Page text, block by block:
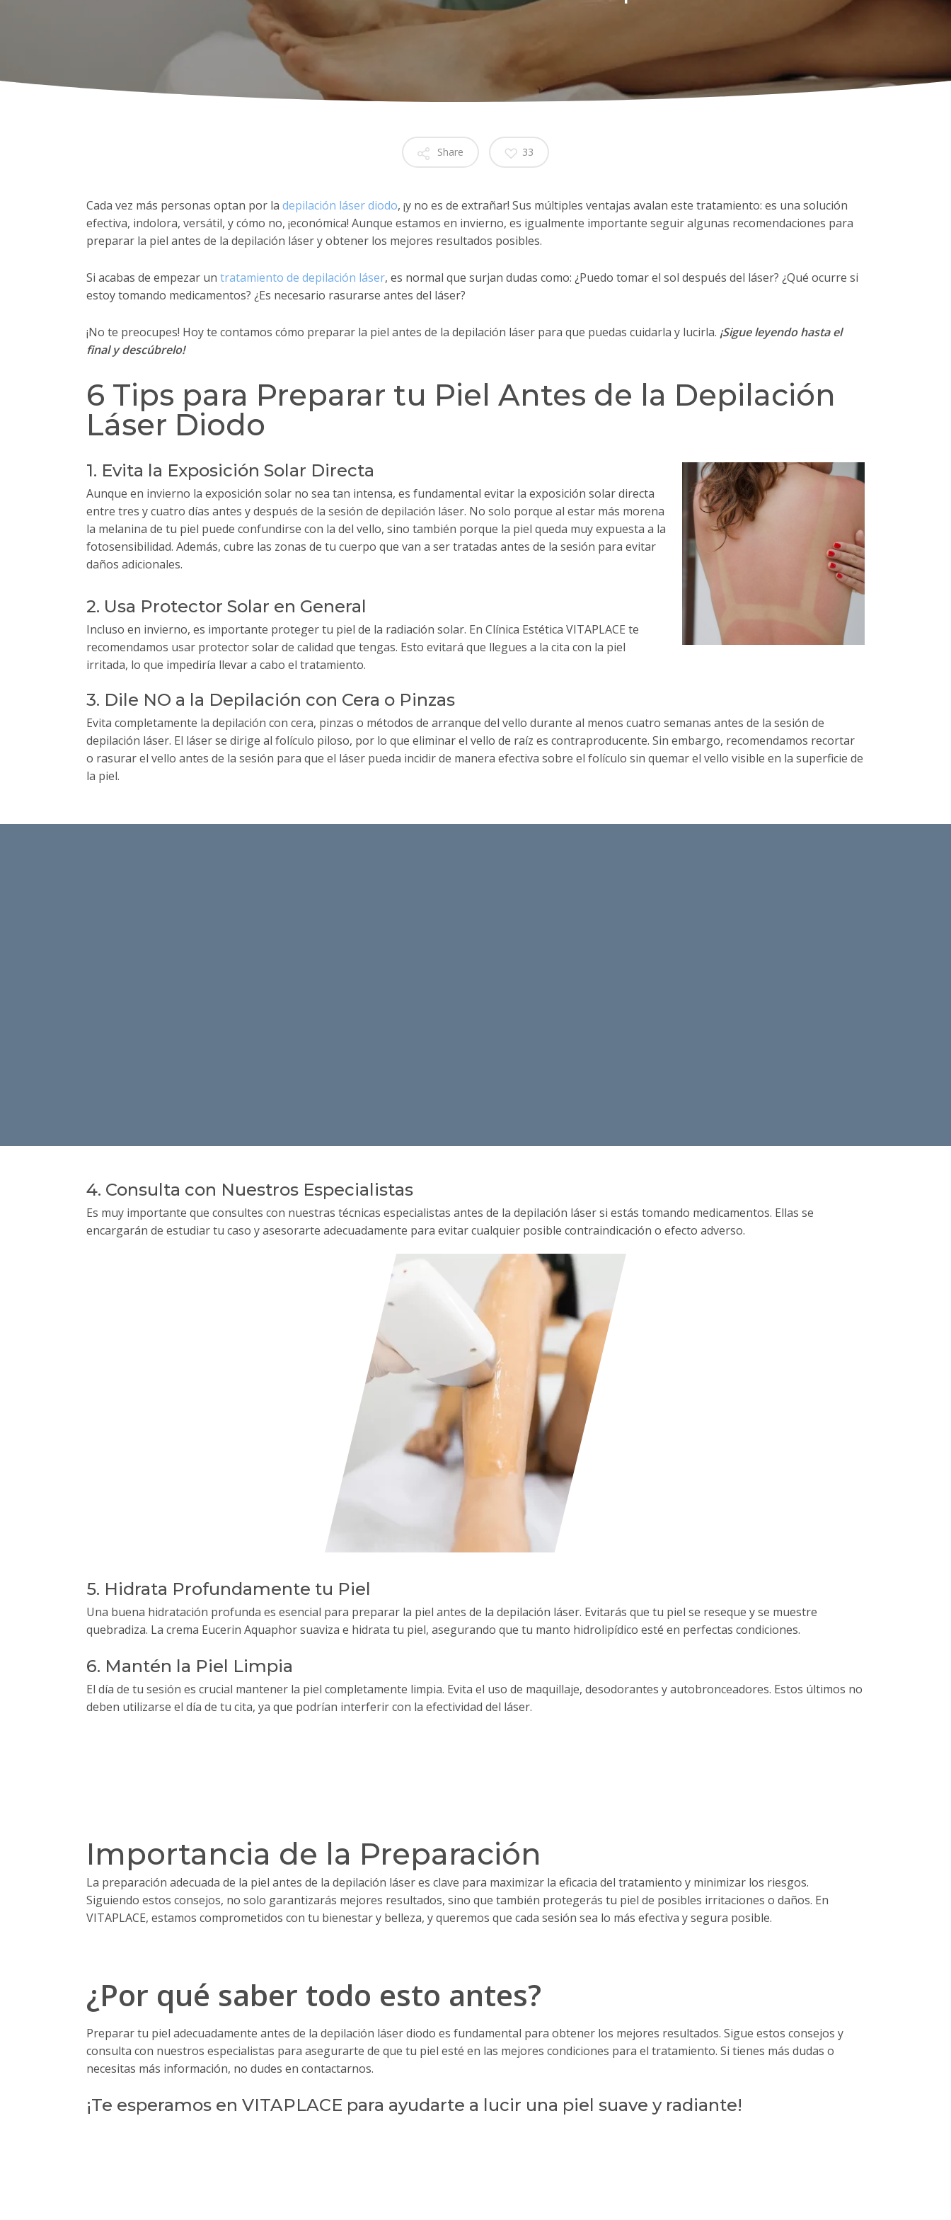
Share 33
Cada vez más personas optan por ladepilación láser diodo, ¡y no es de extrañar! Sus múltiples ventajas avalan este tratamiento: es una solución
efectiva, indolora, versátil, y cómo no, ¡económica! Aunque estamos en invierno, es igualmente importante seguir algunas recomendaciones para
preparar la piel antes de la depilación láser y obtener los mejores resultados posibles.
Si acabas de empezar untratamiento de depilación láser, es normal que surjan dudas como: ¿Puedo tomar el sol después del láser? ¿Qué ocurre si
estoy tomando medicamentos? ¿Es necesario rasurarse antes del láser?
¡No te preocupes! Hoy te contamos cómo preparar la piel antes de la depilación láser para que puedas cuidarla y lucirla. ¡Sigue leyendo hasta el
final y descúbrelo!
6 Tips para Preparar tu Piel Antes de la Depilación
Láser Diodo
1. Evita la Exposición Solar Directa
Aunque en invierno la exposición solar no sea tan intensa, es fundamental evitar la exposición solar directa
entre tres y cuatro días antes y después de la sesión de depilación láser. No solo porque al estar más morena
la melanina de tu piel puede confundirse con la del vello, sino también porque la piel queda muy expuesta a la
fotosensibilidad. Además, cubre las zonas de tu cuerpo que van a ser tratadas antes de la sesión para evitar
daños adicionales.
2. Usa Protector Solar en General
Incluso en invierno, es importante proteger tu piel de la radiación solar. En Clínica Estética VITAPLACE te
recomendamos usar protector solar de calidad que tengas. Esto evitará que llegues a la cita con la piel
irritada, lo que impediría llevar a cabo el tratamiento.
3. Dile NO a la Depilación con Cera o Pinzas
Evita completamente la depilación con cera, pinzas o métodos de arranque del vello durante al menos cuatro semanas antes de la sesión de
depilación láser. El láser se dirige al folículo piloso, por lo que eliminar el vello de raíz es contraproducente. Sin embargo, recomendamos recortar
o rasurar el vello antes de la sesión para que el láser pueda incidir de manera efectiva sobre el folículo sin quemar el vello visible en la superficie de
la piel.
4. Consulta con Nuestros Especialistas
Es muy importante que consultes con nuestras técnicas especialistas antes de la depilación láser si estás tomando medicamentos. Ellas se
encargarán de estudiar tu caso y asesorarte adecuadamente para evitar cualquier posible contraindicación o efecto adverso.
5. Hidrata Profundamente tu Piel
Una buena hidratación profunda es esencial para preparar la piel antes de la depilación láser. Evitarás que tu piel se reseque y se muestre
quebradiza. La crema Eucerin Aquaphor suaviza e hidrata tu piel, asegurando que tu manto hidrolipídico esté en perfectas condiciones.
6. Mantén la Piel Limpia
El día de tu sesión es crucial mantener la piel completamente limpia. Evita el uso de maquillaje, desodorantes y autobronceadores. Estos últimos no
deben utilizarse el día de tu cita, ya que podrían interferir con la efectividad del láser.
Importancia de la Preparación
La preparación adecuada de la piel antes de la depilación láser es clave para maximizar la eficacia del tratamiento y minimizar los riesgos.
Siguiendo estos consejos, no solo garantizarás mejores resultados, sino que también protegerás tu piel de posibles irritaciones o daños. En
VITAPLACE, estamos comprometidos con tu bienestar y belleza, y queremos que cada sesión sea lo más efectiva y segura posible.
¿Por qué saber todo esto antes?
Preparar tu piel adecuadamente antes de la depilación láser diodo es fundamental para obtener los mejores resultados. Sigue estos consejos y
consulta con nuestros especialistas para asegurarte de que tu piel esté en las mejores condiciones para el tratamiento. Si tienes más dudas o
necesitas más información, no dudes en contactarnos.
¡Te esperamos en VITAPLACE para ayudarte a lucir una piel suave y radiante!